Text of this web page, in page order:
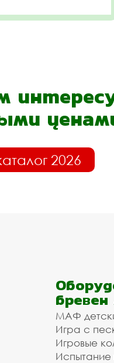
2026
МАФ
Игра с
Игровые
Испытание